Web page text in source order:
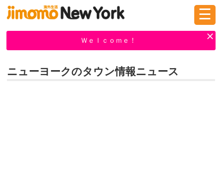
☰
Ｗｅｌｃｏｍｅ！
ニューヨークのタウン情報ニュース